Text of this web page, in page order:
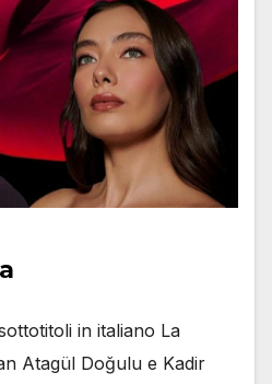
in italiano La
Atagül Doğulu e Kadir